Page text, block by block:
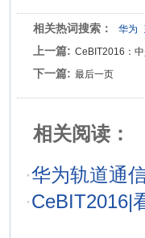
相关热词搜索： 华为
上一篇: CeBIT2016：
下一篇: 最后一页
相关阅读：
·华为轨道通
·CeBIT2016|